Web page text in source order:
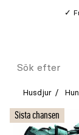
Meny
Sök
Husdjur
Sista chansen